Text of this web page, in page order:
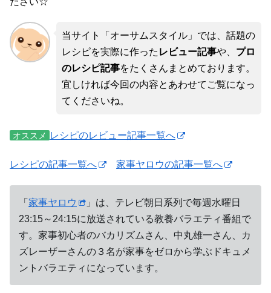
当サイト「オーサムスタイル」では、話題の
レシピを実際に作った レビュー記事や、 プロ
のレシピ記事をたくさんまとめております。
宜しければ今回の内容とあわせてご覧になっ
てくださいね。
オススメ レシピのレビュー記事一覧へ
レシピの記事一覧へ 家事ヤロウの記事一覧へ
「 家事ヤロウ
」は、テレビ朝日系列で毎週水曜日
23:15～24:15に放送されている教養バラエティ番組で
す。家事初心者のバカリズムさん、中丸雄一さん、カ
ズレーザーさんの３名が家事をゼロから学ぶドキュメ
ントバラエティになっています。